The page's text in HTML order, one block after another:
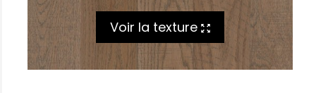
Voir la texture